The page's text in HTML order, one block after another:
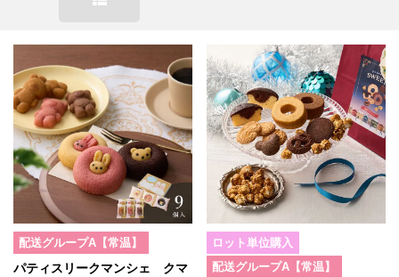
配送グループA【常温】
パティスリークマンシェ クマ
ロット単位購入
配送グループA【常温】